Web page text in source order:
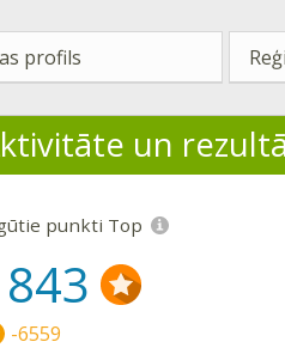
profils
un
punkti Top
-6559